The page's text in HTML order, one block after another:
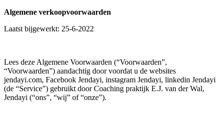
Algemene verkoopvoorwaarden
Laatst bijgewerkt: 25-6-2022
Lees deze Algemene Voorwaarden (“Voorwaarden”,
“Voorwaarden”) aandachtig door voordat u de websites
jendayi.com, Facebook Jendayi, instagram Jendayi, linkedin Jendayi
(de “Service”) gebruikt door Coaching praktijk E.J. van der Wal,
Jendayi (“ons”, “wij” of “onze”).